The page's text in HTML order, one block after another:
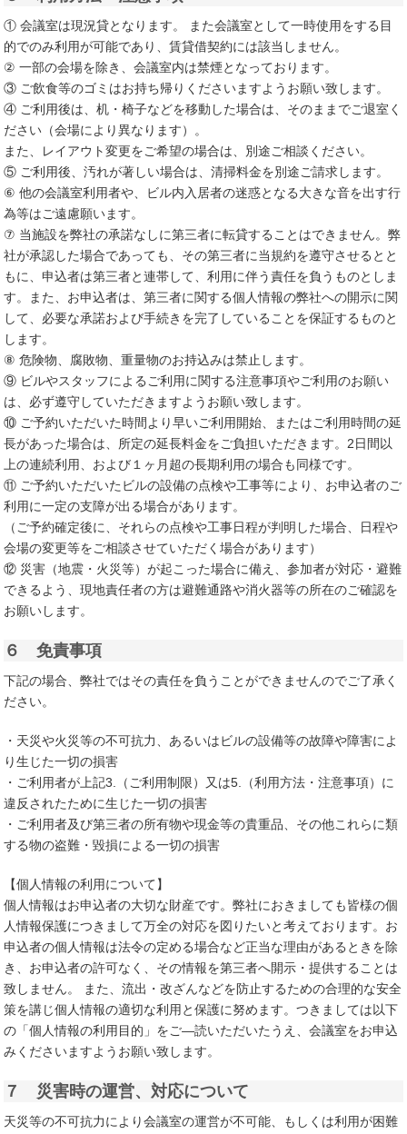
① 会議室は現況貸となります。 また会議室として一時使用をする目
的でのみ利用が可能であり、賃貸借契約には該当しません。
② 一部の会場を除き、会議室内は禁煙となっております。
③ ご飲食等のゴミはお持ち帰りくださいますようお願い致します。
④ ご利用後は、机・椅子などを移動した場合は、そのままでご退室く
ださい（会場により異なります）。
また、レイアウト変更をご希望の場合は、別途ご相談ください。
⑤ ご利用後、汚れが著しい場合は、清掃料金を別途ご請求します。
⑥ 他の会議室利用者や、ビル内入居者の迷惑となる大きな音を出す行
為等はご遠慮願います。
⑦ 当施設を弊社の承諾なしに第三者に転貸することはできません。弊
社が承認した場合であっても、その第三者に当規約を遵守させるとと
もに、申込者は第三者と連帯して、利用に伴う責任を負うものとしま
す。また、お申込者は、第三者に関する個人情報の弊社への開示に関
して、必要な承諾および手続きを完了していることを保証するものと
します。
⑧ 危険物、腐敗物、重量物のお持込みは禁止します。
⑨ ビルやスタッフによるご利用に関する注意事項やご利用のお願い
は、必ず遵守していただきますようお願い致します。
⑩ ご予約いただいた時間より早いご利用開始、またはご利用時間の延
長があった場合は、所定の延長料金をご負担いただきます。2日間以
上の連続利用、および１ヶ月超の長期利用の場合も同様です。
⑪ ご予約いただいたビルの設備の点検や工事等により、お申込者のご
利用に一定の支障が出る場合があります。
（ご予約確定後に、それらの点検や工事日程が判明した場合、日程や
会場の変更等をご相談させていただく場合があります）
⑫ 災害（地震・火災等）が起こった場合に備え、参加者が対応・避難
できるよう、現地責任者の方は避難通路や消火器等の所在のご確認を
お願いします。
６ 免責事項
下記の場合、弊社ではその責任を負うことができませんのでご了承く
ださい。
・天災や火災等の不可抗力、あるいはビルの設備等の故障や障害によ
り生じた一切の損害
・ご利用者が上記3.（ご利用制限）又は5.（利用方法・注意事項）に
違反されたために生じた一切の損害
・ご利用者及び第三者の所有物や現金等の貴重品、その他これらに類
する物の盗難・毀損による一切の損害
【個人情報の利用について】
個人情報はお申込者の大切な財産です。弊社におきましても皆様の個
人情報保護につきまして万全の対応を図りたいと考えております。お
申込者の個人情報は法令の定める場合など正当な理由があるときを除
き、お申込者の許可なく、その情報を第三者へ開示・提供することは
致しません。 また、流出・改ざんなどを防止するための合理的な安全
策を講じ個人情報の適切な利用と保護に努めます。つきましては以下
の「個人情報の利用目的」をご―読いただいたうえ、会議室をお申込
みくださいますようお願い致します。
７ 災害時の運営、対応について
天災等の不可抗力により会議室の運営が不可能、もしくは利用が困難